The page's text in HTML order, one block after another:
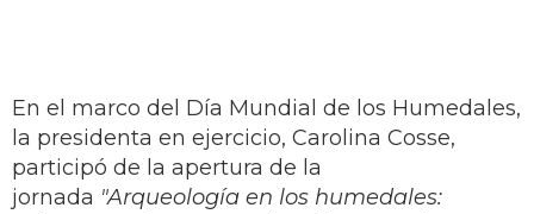
En el marco del Día Mundial de los Humedales,
la presidenta en ejercicio, Carolina Cosse,
participó de la apertura de la
jornada "Arqueología en los humedales: